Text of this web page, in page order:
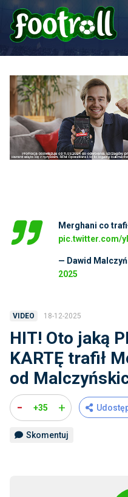
Merghani co
pic.twitter.com/
— Dawid
2025
VIDEO 18-12-2025
HIT! Oto jaką
KARTĘ trafił
od
- +35 +
Skomentuj